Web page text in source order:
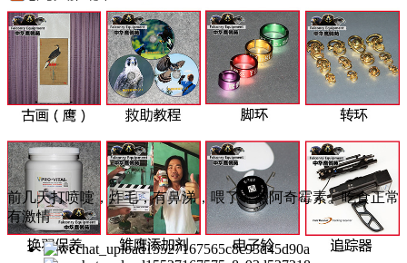
前几天打喷嚏，炸毛，有鼻涕，喂了一点阿奇霉素。吃食正常
有激情